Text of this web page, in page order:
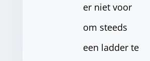
er niet voor
om steeds
een ladder te